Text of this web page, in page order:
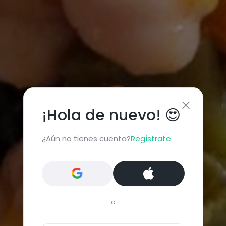
¡Hola de nuevo! 😍
¿Aún no tienes cuenta?Regístrate
o